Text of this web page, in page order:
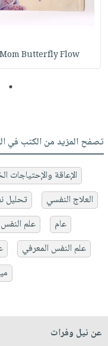
Mom Butterfly Flow
1
تصفح المزيد من الكتب في
الإعاقة والإحتياجات
العلاج النفسي
تحليل
عام
علم
علم النفس المعرفي
عن نيل وفرات